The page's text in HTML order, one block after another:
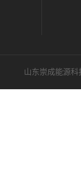
山东崇成能源